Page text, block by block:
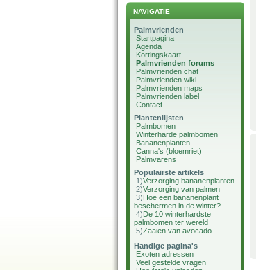
NAVIGATIE
Palmvrienden
Startpagina
Agenda
Kortingskaart
Palmvrienden forums
Palmvrienden chat
Palmvrienden wiki
Palmvrienden maps
Palmvrienden label
Contact
Plantenlijsten
Palmbomen
Winterharde palmbomen
Bananenplanten
Canna's (bloemriet)
Palmvarens
Populairste artikels
1)Verzorging bananenplanten
2)Verzorging van palmen
3)Hoe een bananenplant
beschermen in de winter?
4)De 10 winterhardste
palmbomen ter wereld
5)Zaaien van avocado
Handige pagina's
Exoten adressen
Veel gestelde vragen